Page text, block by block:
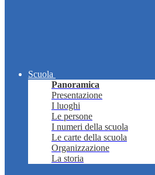
Scuola
Panoramica
Presentazione
I luoghi
Le persone
I numeri della scuola
Le carte della scuola
Organizzazione
La storia